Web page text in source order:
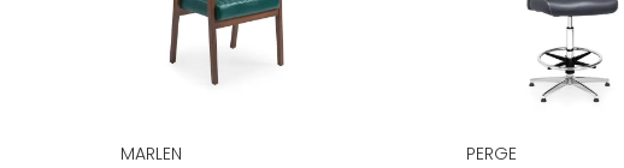
MARLEN PERGE